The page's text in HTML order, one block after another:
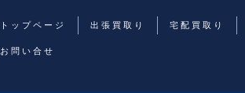
トップページ 出張買取り 宅配買取り
お問い合せ